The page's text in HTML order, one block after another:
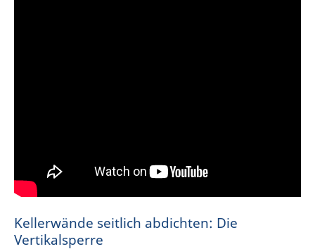
Kellerwände seitlich abdichten: Die
Vertikalsperre